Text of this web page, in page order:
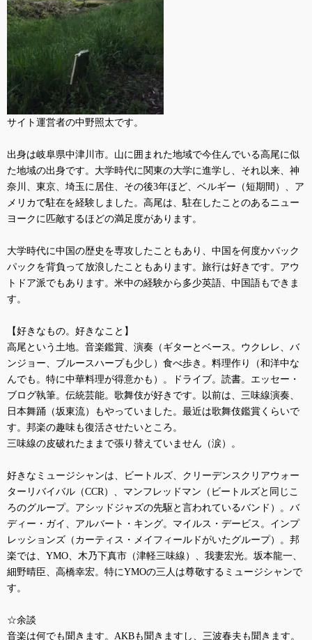
サイト運営者の中野照太です。
出身は岐阜県中津川市。山に囲まれた地域で今住んでいる高尾に似
た地域の出身です。大学時代に関東の大学に進学し、それ以来、神
奈川、東京、埼玉に居住、その後3年ほど、ベルギー（短期間）、ア
メリカで駐在を経験しました。高尾は、駐在したことのあるニュー
ヨークに匹敵するほどの満足度があります。
大学時代に中国の歴史を専攻したこともあり、中国を何度かバック
パックを背負って放浪したこともあります。旅行は好きです。アウ
トドア派でもあります。米中の経験から多少英語、中国語もできま
す。
【好きなもの。好きなこと】
高尾という土地。音楽鑑賞、演奏（ギターとベース。ウクレレ、バ
ンジョー、ブルースハープも少し）食べ歩き。料理作り（和洋中な
んでも。特に中華料理が得意かも）。ドライブ。読書。エッセー・
ブログ執筆。伝統芸能。歌舞伎が好きです。以前は、三味線演奏、
日本舞踊（坂東流）もやっていました。最近は歌舞伎鑑賞くらいで
す。邦楽の趣味も復活させたいところ。
三味線の皮破れたままで張り替えていません（涙）。
好きなミュージシャンは、ビートルズ、クリーデンスクリアウォー
ターリバイバル（CCR）、マンフレッドマン（ビートルズと同じこ
ろのグループ。アシッドジャズの先駆と言われているバンド）。バ
ディー・ガイ、アルバート・キング。マイルス・デービス。インプ
レッションズ（カーティス・メイフィールドがいたグループ）。邦
楽では、 YMO、木乃下真市（津軽三味線）、我妻宏光。坂本龍一、
細野晴臣、高橋幸宏。特にYMOの三人は尊敬するミュージシャンで
す。
☆余談
音楽は何でも聞きます。 AKBも聞きますし、三波春夫も聞きます。